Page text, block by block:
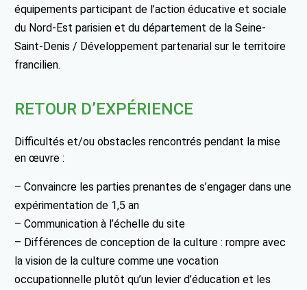
équipements participant de l’action éducative et sociale
du Nord-Est parisien et du département de la Seine-
Saint-Denis / Développement partenarial sur le territoire
francilien.
RETOUR D’EXPÉRIENCE
Difficultés et/ou obstacles rencontrés pendant la mise
en œuvre :
– Convaincre les parties prenantes de s’engager dans une
expérimentation de 1,5 an
– Communication à l’échelle du site
– Différences de conception de la culture : rompre avec
la vision de la culture comme une vocation
occupationnelle plutôt qu’un levier d’éducation et les